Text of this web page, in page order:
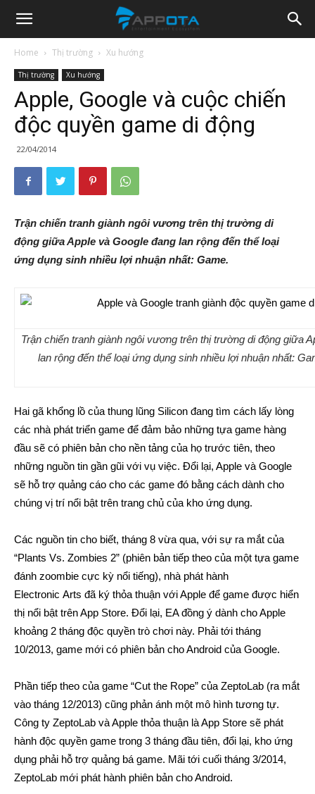
Appota
News
Home Thị trường Xu hướng
Thị trường Xu hướng
Apple, Google và cuộc chiến
độc quyền game di động
22/04/2014
Trận chiến tranh giành ngôi vương trên thị trường di
động giữa Apple và Google đang lan rộng đến thể loại
ứng dụng sinh nhiều lợi nhuận nhất: Game.
Trận chiến tranh giành ngôi vương trên thị trường di động giữa
lan rộng đến thể loại ứng dụng sinh nhiều lợi nhuận nhất:
Hai gã khổng lồ của thung lũng Silicon đang tìm cách lấy lòng
các nhà phát triển game để đảm bảo những tựa game hàng
đầu sẽ có phiên bản cho nền tảng của họ trước tiên, theo
những nguồn tin gần gũi với vụ việc. Đổi lại, Apple và Google
sẽ hỗ trợ quảng cáo cho các game đó bằng cách dành cho
chúng vị trí nổi bật trên trang chủ của kho ứng dụng.
Các nguồn tin cho biết, tháng 8 vừa qua, với sự ra mắt của
“Plants Vs. Zombies 2” (phiên bản tiếp theo của một tựa game
đánh zoombie cực kỳ nổi tiếng), nhà phát hành
Electronic Arts đã ký thỏa thuận với Apple để game được hiển
thị nổi bật trên App Store. Đổi lại, EA đồng ý dành cho Apple
khoảng 2 tháng độc quyền trò chơi này. Phải tới tháng
10/2013, game mới có phiên bản cho Android của Google.
Phần tiếp theo của game “Cut the Rope” của ZeptoLab (ra mắt
vào tháng 12/2013) cũng phản ánh một mô hình tương tự.
Công ty ZeptoLab và Apple thỏa thuận là App Store sẽ phát
hành độc quyền game trong 3 tháng đầu tiên, đổi lại, kho ứng
dụng phải hỗ trợ quảng bá game. Mãi tới cuối tháng 3/2014,
ZeptoLab mới phát hành phiên bản cho Android.